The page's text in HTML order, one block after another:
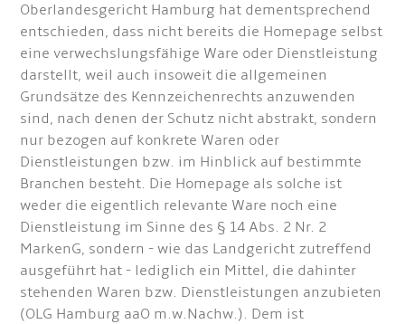
Oberlandesgericht Hamburg hat dementsprechend
entschieden, dass nicht bereits die Homepage selbst
eine verwechslungsfähige Ware oder Dienstleistung
darstellt, weil auch insoweit die allgemeinen
Grundsätze des Kennzeichenrechts anzuwenden
sind, nach denen der Schutz nicht abstrakt, sondern
nur bezogen auf konkrete Waren oder
Dienstleistungen bzw. im Hinblick auf bestimmte
Branchen besteht. Die Homepage als solche ist
weder die eigentlich relevante Ware noch eine
Dienstleistung im Sinne des § 14 Abs. 2 Nr. 2
MarkenG, sondern - wie das Landgericht zutreffend
ausgeführt hat - lediglich ein Mittel, die dahinter
stehenden Waren bzw. Dienstleistungen anzubieten
(OLG Hamburg aaO m.w.Nachw.). Dem ist